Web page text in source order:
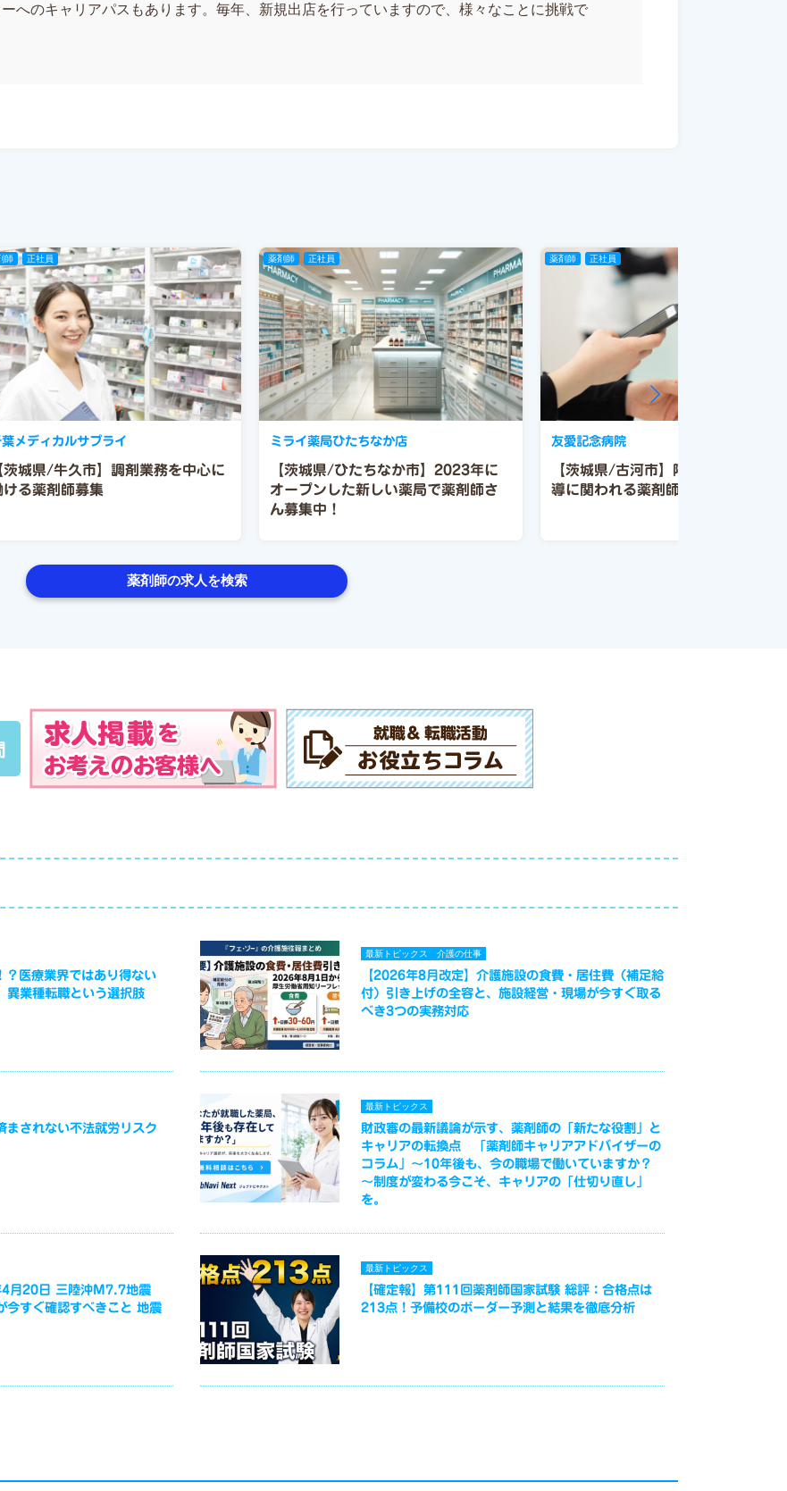
へのキャリアパスもあります。毎年、新規出店を行っていますので、様々なことに挑戦で
師 正社員
茨城県/牛久市】調剤業務を中心に
ける薬剤師募集
メディカルサプライ
薬剤師 正社員
【茨城県/ひたちなか市】2023年に
オープンした新しい薬局で薬剤師さ
ん募集中！
ミライ薬局ひたちなか店
薬剤師 正社員
【茨城県/古河市】院内調剤と病棟指
導に関われる薬剤師募集
友愛記念病院
薬剤師の求人を検索
医療業界ではあり得ない
異業種転職という選択肢
最新トピックス 介護の仕事
【2026年8月改定】介護施設の食費・居住費（補足給
付）引き上げの全容と、施設経営・現場が今すぐ取る
べき3つの実務対応
まされない不法就労リスク
最新トピックス
財政審の最新議論が示す、薬剤師の「新たな役割」と
キャリアの転換点 「薬剤師キャリアアドバイザーの
コラム」～10年後も、今の職場で働いていますか？
～制度が変わる今こそ、キャリアの「仕切り直し」
を。
4月20日 三陸沖M7.7地震
すぐ確認すべきこと 地震
最新トピックス
【確定報】第111回薬剤師国家試験 総評：合格点は
213点！予備校のボーダー予測と結果を徹底分析